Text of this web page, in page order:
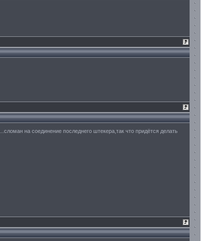
на соединение последнего штекера,так что придётся делать